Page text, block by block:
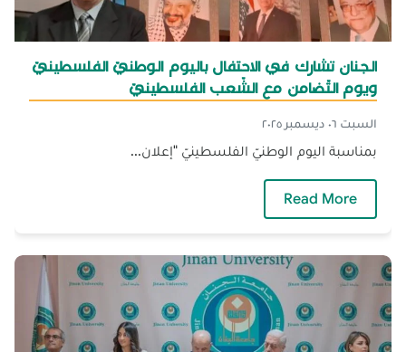
الجنان تشارك في الاحتفال باليوم الوطنيّ الفلسطينيّ
ويوم التّضامن مع الشّعب الفلسطينيّ
السبت ٠٦ ديسمبر ٢٠٢٥
بمناسبة اليوم الوطنيّ الفلسطينيّ "إعلان...
Read More